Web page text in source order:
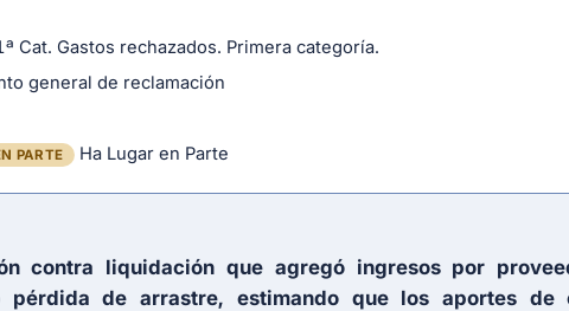
Cat. Gastos rechazados. Primera categoría.
general de reclamación
PARTE Ha Lugar en Parte
contra liquidación que agregó ingresos por
pérdida de arrastre, estimando que los aportes de